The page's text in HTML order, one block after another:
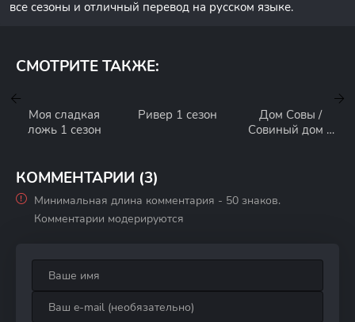
все сезоны и отличный перевод на русском языке.
СМОТРИТЕ ТАКЖЕ:
Моя сладкая
ложь 1 сезон
Ривер 1 сезон
Дом Совы /
Совиный дом 3
КОММЕНТАРИИ (3)
Минимальная длина комментария - 50 знаков.
Комментарии модерируются